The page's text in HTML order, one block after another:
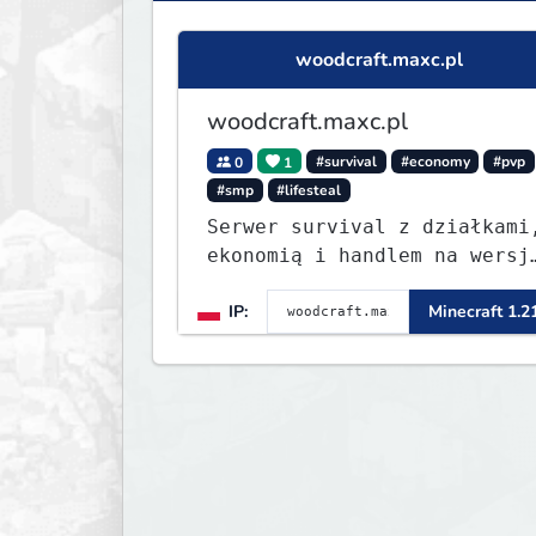
woodcraft.maxc.pl
woodcraft.maxc.pl
0 1 #survival #economy
#pvp
#smp
#lifesteal
Serwer survival z działkami,
ekonomią i handlem na
1.8 - 26.1.1. Rekru ON
IP:
Minecraft